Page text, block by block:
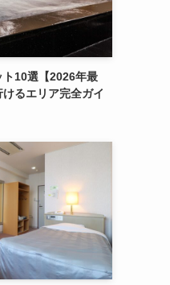
ト10選【2026年最
るエリア完全ガイ